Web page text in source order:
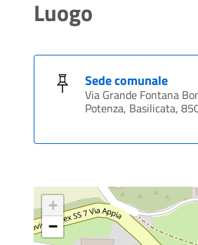
Luogo
Sede comunale
Via Grande Fontana
Potenza, Basilicata,
+
−